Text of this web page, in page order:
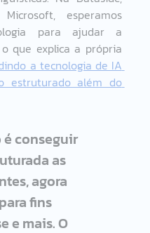
esperamos
para ajudar a
que explica a própria
a tecnologia de IA
estruturado além do
conseguir
as
agora
fins
e mais. O